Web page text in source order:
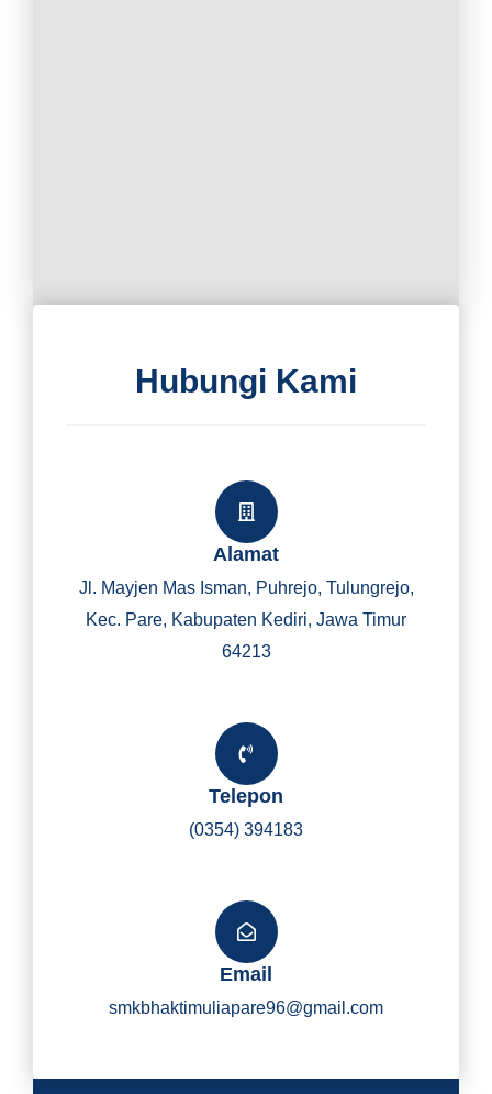
Y
I
Hubungi Kami
Alamat
Jl. Mayjen Mas Isman, Puhrejo, Tulungrejo,
Kec. Pare, Kabupaten Kediri, Jawa Timur
64213
Telepon
(0354) 394183
Email
smkbhaktimuliapare96@gmail.com